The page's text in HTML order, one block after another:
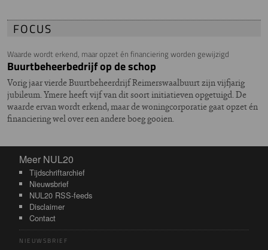
FOCUS
Waarde wordt erkend, maar opzet én financiering worden gewijzigd
Buurtbeheerbedrijf op de schop
Vorig jaar vierde Buurtbeheerdrijf Reimerswaalbuurt zijn vijfjarig
jubileum. Ymere heeft vijf van dit soort initiatieven opgetuigd. De
waarde ervan wordt erkend, maar de woningcorporatie gaat opzet én
financiering wel over een andere boeg gooien.
Meer NUL20
Meer NUL20
Tijdschriftarchief
Nieuwsbrief
NUL20 RSS-feeds
Disclaimer
Contact
NIEUWSBRIEF